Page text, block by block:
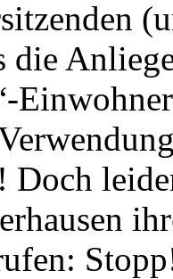
die
Doch